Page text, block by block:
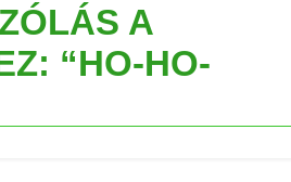
A
“HO-HO-